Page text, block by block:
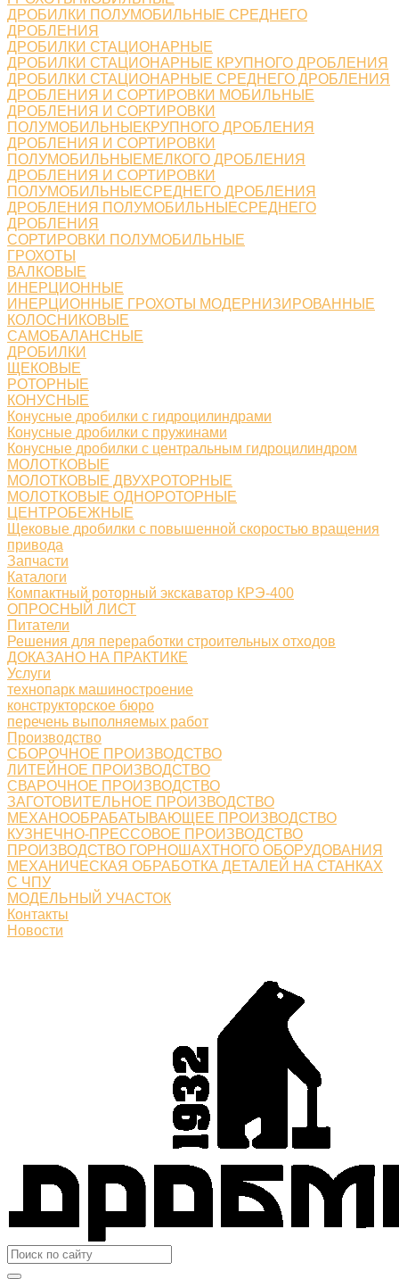
ДРОБИЛКИ ПОЛУМОБИЛЬНЫЕ СРЕДНЕГО
ДРОБЛЕНИЯ
ДРОБИЛКИ СТАЦИОНАРНЫЕ
ДРОБИЛКИ СТАЦИОНАРНЫЕ КРУПНОГО ДРОБЛЕНИЯ
ДРОБИЛКИ СТАЦИОНАРНЫЕ СРЕДНЕГО ДРОБЛЕНИЯ
ДРОБЛЕНИЯ И СОРТИРОВКИ МОБИЛЬНЫЕ
ДРОБЛЕНИЯ И СОРТИРОВКИ
ПОЛУМОБИЛЬНЫЕКРУПНОГО ДРОБЛЕНИЯ
ДРОБЛЕНИЯ И СОРТИРОВКИ
ПОЛУМОБИЛЬНЫЕМЕЛКОГО ДРОБЛЕНИЯ
ДРОБЛЕНИЯ И СОРТИРОВКИ
ПОЛУМОБИЛЬНЫЕСРЕДНЕГО ДРОБЛЕНИЯ
ДРОБЛЕНИЯ ПОЛУМОБИЛЬНЫЕСРЕДНЕГО
ДРОБЛЕНИЯ
СОРТИРОВКИ ПОЛУМОБИЛЬНЫЕ
ГРОХОТЫ
ВАЛКОВЫЕ
ИНЕРЦИОННЫЕ
ИНЕРЦИОННЫЕ ГРОХОТЫ МОДЕРНИЗИРОВАННЫЕ
КОЛОСНИКОВЫЕ
САМОБАЛАНСНЫЕ
ДРОБИЛКИ
ЩЕКОВЫЕ
РОТОРНЫЕ
КОНУСНЫЕ
Конусные дробилки с гидроцилиндрами
Конусные дробилки с пружинами
Конусные дробилки с центральным гидроцилиндром
МОЛОТКОВЫЕ
МОЛОТКОВЫЕ ДВУХРОТОРНЫЕ
МОЛОТКОВЫЕ ОДНОРОТОРНЫЕ
ЦЕНТРОБЕЖНЫЕ
Щековые дробилки с повышенной скоростью вращения
привода
Запчасти
Каталоги
Компактный роторный экскаватор КРЭ-400
ОПРОСНЫЙ ЛИСТ
Питатели
Решения для переработки строительных отходов
ДОКАЗАНО НА ПРАКТИКЕ
Услуги
технопарк машиностроение
конструкторское бюро
перечень выполняемых работ
Производство
СБОРОЧНОЕ ПРОИЗВОДСТВО
ЛИТЕЙНОЕ ПРОИЗВОДСТВО
СВАРОЧНОЕ ПРОИЗВОДСТВО
ЗАГОТОВИТЕЛЬНОЕ ПРОИЗВОДСТВО
МЕХАНООБРАБАТЫВАЮЩЕЕ ПРОИЗВОДСТВО
КУЗНЕЧНО-ПРЕССОВОЕ ПРОИЗВОДСТВО
ПРОИЗВОДСТВО ГОРНОШАХТНОГО ОБОРУДОВАНИЯ
МЕХАНИЧЕСКАЯ ОБРАБОТКА ДЕТАЛЕЙ НА СТАНКАХ
С ЧПУ
МОДЕЛЬНЫЙ УЧАСТОК
Контакты
Новости